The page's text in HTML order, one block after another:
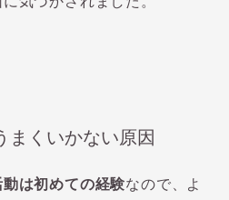
まくいかない原因
は初めての経験なので、よ